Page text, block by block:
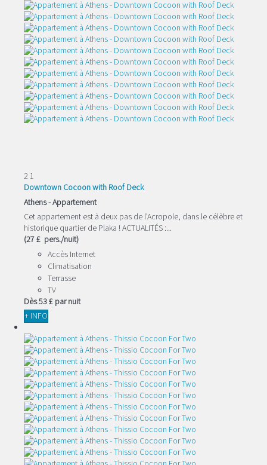
2 1
Downtown Cocoon with Roof Deck
Athens -Appartement
Cet appartement est à deux pas de l'Acropole, dans le célèbre et
historique quartier de Plaka ! ACTUALITÉS :...
(27 £ pers./nuit)
Accès Internet
Climatisation
Terrasse
TV
Dès53 £ par nuit
+ INFO